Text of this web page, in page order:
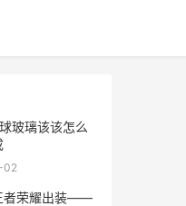
玻璃该该怎么
02
者荣耀出装——